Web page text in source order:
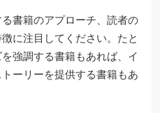
書籍のアプローチ、読者の
に注目してください。たと
強調する書籍もあれば、イ
ーリーを提供する書籍もあ